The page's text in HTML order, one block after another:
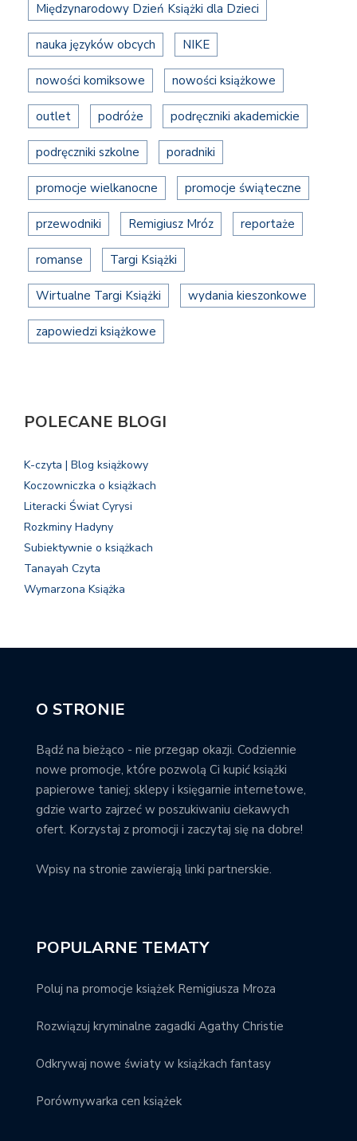
Międzynarodowy Dzień Książki dla Dzieci
nauka języków obcych NIKE
nowości komiksowe nowości książkowe
outlet podróże podręczniki akademickie
podręczniki szkolne poradniki
promocje wielkanocne promocje świąteczne
przewodniki Remigiusz Mróz reportaże
romanse Targi Książki
Wirtualne Targi Książki wydania kieszonkowe
zapowiedzi książkowe
POLECANE BLOGI
K-czyta | Blog książkowy
Koczowniczka o książkach
Literacki Świat Cyrysi
Rozkminy Hadyny
Subiektywnie o książkach
Tanayah Czyta
Wymarzona Książka
O STRONIE
Bądź na bieżąco - nie przegap okazji. Codziennie
nowe promocje, które pozwolą Ci kupić książki
papierowe taniej; sklepy i księgarnie internetowe,
gdzie warto zajrzeć w poszukiwaniu ciekawych
ofert. Korzystaj z promocji i zaczytaj się na dobre!
Wpisy na stronie zawierają linki partnerskie.
POPULARNE TEMATY
Poluj na promocje książek Remigiusza Mroza
Rozwiązuj kryminalne zagadki Agathy Christie
Odkrywaj nowe światy w książkach fantasy
Porównywarka cen książek